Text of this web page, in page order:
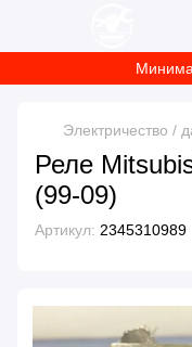
Электричество /
Реле
(99-09)
Артикул: 2345310989